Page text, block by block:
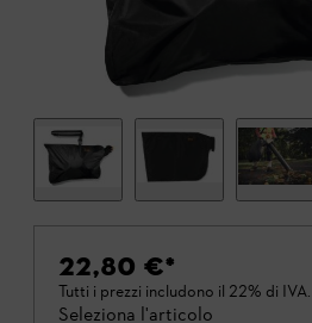
22,80 €*
Tutti i prezzi includono il 22% di IVA.
Seleziona l'articolo